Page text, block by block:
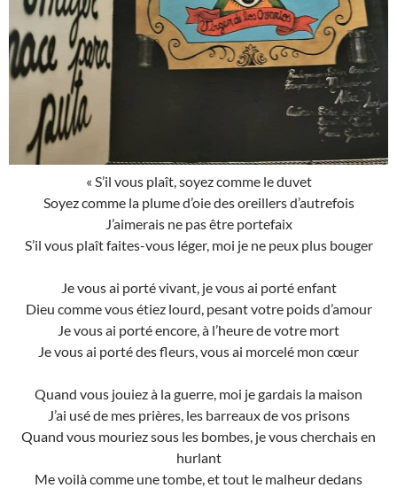
« S’il vous plaît, soyez comme le duvet
Soyez comme la plume d’oie des oreillers d’autrefois
J’aimerais ne pas être portefaix
S’il vous plaît faites-vous léger, moi je ne peux plus bouger
Je vous ai porté vivant, je vous ai porté enfant
Dieu comme vous étiez lourd, pesant votre poids d’amour
Je vous ai porté encore, à l’heure de votre mort
Je vous ai porté des fleurs, vous ai morcelé mon cœur
Quand vous jouiez à la guerre, moi je gardais la maison
J’ai usé de mes prières, les barreaux de vos prisons
Quand vous mouriez sous les bombes, je vous cherchais en
hurlant
Me voilà comme une tombe, et tout le malheur dedans